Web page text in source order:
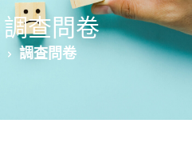
調查問卷
調查問卷